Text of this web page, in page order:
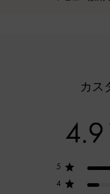
カス
4.9
5
4